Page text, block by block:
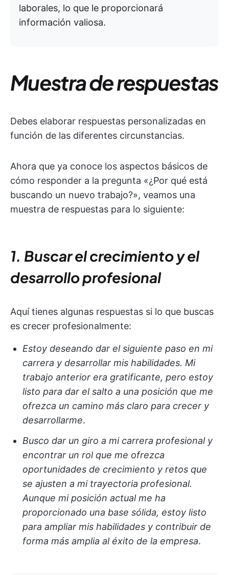
laborales, lo que le proporcionará
información valiosa.
Muestra de respuestas
Debes elaborar respuestas personalizadas en
función de las diferentes circunstancias.
Ahora que ya conoce los aspectos básicos de
cómo responder a la pregunta «¿Por qué está
buscando un nuevo trabajo?», veamos una
muestra de respuestas para lo siguiente:
1. Buscar el crecimiento y el
desarrollo profesional
Aquí tienes algunas respuestas si lo que buscas
es crecer profesionalmente:
Estoy deseando dar el siguiente paso en mi
carrera y desarrollar mis habilidades. Mi
trabajo anterior era gratificante, pero estoy
listo para dar el salto a una posición que me
ofrezca un camino más claro para crecer y
desarrollarme.
Busco dar un giro a mi carrera profesional y
encontrar un rol que me ofrezca
oportunidades de crecimiento y retos que
se ajusten a mi trayectoria profesional.
Aunque mi posición actual me ha
proporcionado una base sólida, estoy listo
para ampliar mis habilidades y contribuir de
forma más amplia al éxito de la empresa.